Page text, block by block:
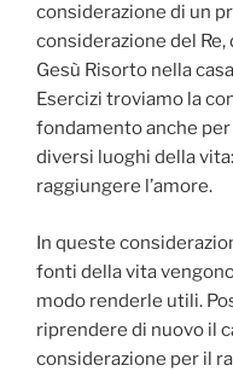
considerazione di un
considerazione del Re,
Gesù Risorto nella
Esercizi troviamo la
fondamento anche
diversi luoghi della
raggiungere l’amore.
In queste
fonti della vita
modo renderle utili.
riprendere di nuovo il
considerazione per il